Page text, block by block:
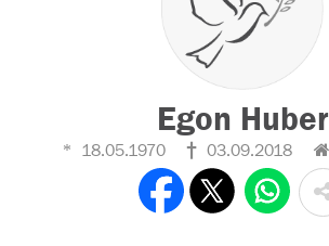
Egon Huber
18.05.1970 03.09.2018